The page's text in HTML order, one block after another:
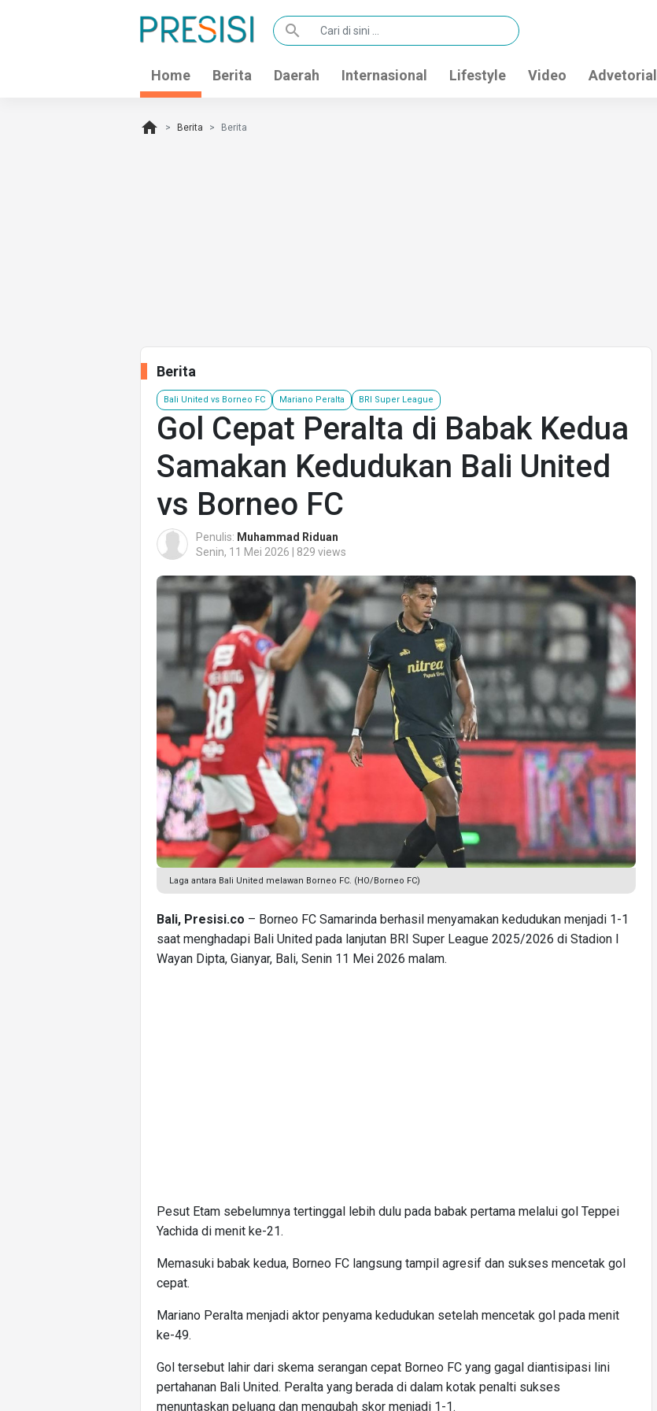
search
Home Berita Daerah Internasional Lifestyle Video Advetorial
home Berita Berita
Berita
Bali United vs Borneo FC Mariano Peralta BRI Super League
Gol Cepat Peralta di Babak Kedua
Samakan Kedudukan Bali United
vs Borneo FC
Penulis: Muhammad Riduan
Senin, 11 Mei 2026 | 829 views
Laga antara Bali United melawan Borneo FC. (HO/Borneo FC)
Bali, Presisi.co – Borneo FC Samarinda berhasil menyamakan kedudukan menjadi 1-1
saat menghadapi Bali United pada lanjutan BRI Super League 2025/2026 di Stadion I
Wayan Dipta, Gianyar, Bali, Senin 11 Mei 2026 malam.
Pesut Etam sebelumnya tertinggal lebih dulu pada babak pertama melalui gol Teppei
Yachida di menit ke-21.
Memasuki babak kedua, Borneo FC langsung tampil agresif dan sukses mencetak gol
cepat.
Mariano Peralta menjadi aktor penyama kedudukan setelah mencetak gol pada menit
ke-49.
Gol tersebut lahir dari skema serangan cepat Borneo FC yang gagal diantisipasi lini
pertahanan Bali United. Peralta yang berada di dalam kotak penalti sukses
menuntaskan peluang dan mengubah skor menjadi 1-1.